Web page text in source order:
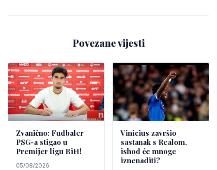
Povezane vijesti
Zvanično: Fudbaler
PSG-a stigao u
Premijer ligu BiH!
05/08/2026
Vinicius završio
sastanak s Realom,
ishod će mnoge
iznenaditi?